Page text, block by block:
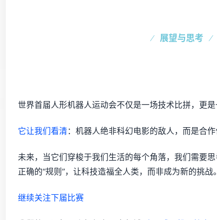
展望与思考
世界首届人形机器人运动会不仅是一场技术比拼，更
它让我们看清 ：机器人绝非科幻电影的敌人，而是合
未来，当它们穿梭于我们生活的每个角落，我们需要
正确的“规则”，让科技造福全人类，而非成为新的挑战
继续关注下届比赛